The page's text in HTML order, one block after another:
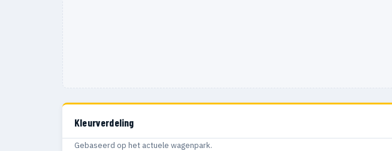
Kleurverdeling
Gebaseerd op het actuele wagenpark.